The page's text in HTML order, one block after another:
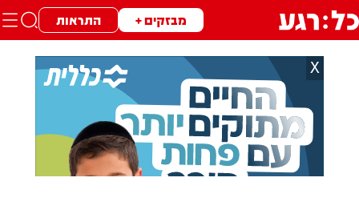
מבזקים + התראות
X